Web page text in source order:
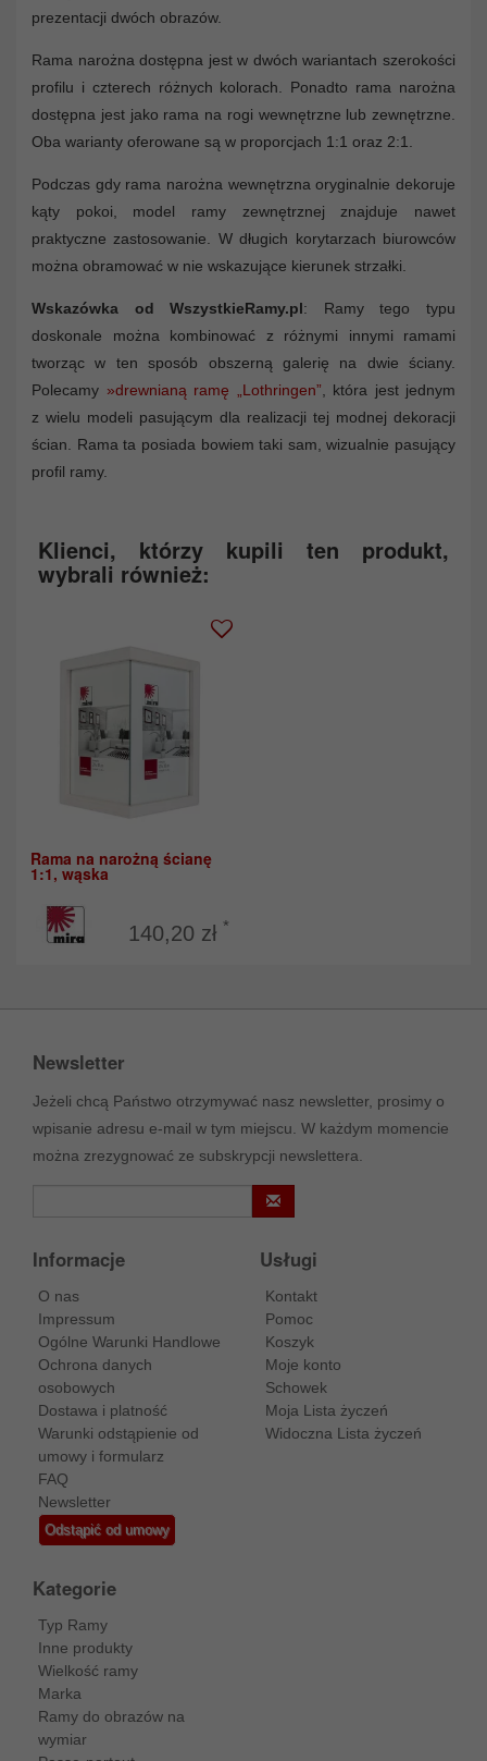
prezentacji dwóch obrazów.
Rama narożna dostępna jest w dwóch wariantach szerokości
profilu i czterech różnych kolorach. Ponadto rama narożna
dostępna jest jako rama na rogi wewnętrzne lub zewnętrzne.
Oba warianty oferowane są w proporcjach 1:1 oraz 2:1.
Podczas gdy rama narożna wewnętrzna oryginalnie dekoruje
kąty pokoi, model ramy zewnętrznej znajduje nawet
praktyczne zastosowanie. W długich korytarzach biurowców
można obramować w nie wskazujące kierunek strzałki.
Wskazówka od WszystkieRamy.pl: Ramy tego typu
doskonale można kombinować z różnymi innymi ramami
tworząc w ten sposób obszerną galerię na dwie ściany.
Polecamy »drewnianą ramę „Lothringen” , która jest jednym
z wielu modeli pasującym dla realizacji tej modnej dekoracji
ścian. Rama ta posiada bowiem taki sam, wizualnie pasujący
profil ramy.
Klienci, którzy kupili ten produkt,
wybrali również:
Rama na narożną ścianę
1:1, wąska
140,20 zł *
Newsletter
Jeżeli chcą Państwo otrzymywać nasz newsletter, prosimy o
wpisanie adresu e-mail w tym miejscu. W każdym momencie
można zrezygnować ze subskrypcji newslettera.
Informacje
O nas
Impressum
Ogólne Warunki Handlowe
Ochrona danych
osobowych
Dostawa i platność
Warunki odstąpienie od
umowy i formularz
FAQ
Newsletter
Odstąpić od umowy
Usługi
Kontakt
Pomoc
Koszyk
Moje konto
Schowek
Moja Lista życzeń
Widoczna Lista życzeń
Kategorie
Typ Ramy
Inne produkty
Wielkość ramy
Marka
Ramy do obrazów na
wymiar